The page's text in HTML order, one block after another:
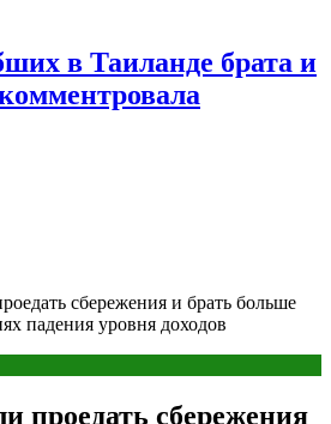
в Таиланде брата и
сбережения и брать больше
падения уровня доходов
проедать сбережения